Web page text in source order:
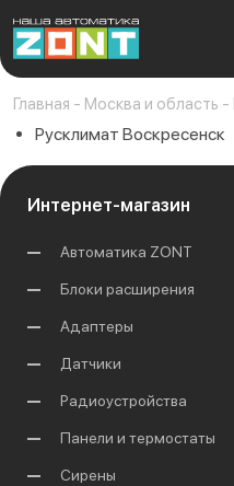
Главная - Москва и область -
Русклимат Воскресенск
Интернет-магазин
Автоматика ZONT
Блоки расширения
Адаптеры
Датчики
Радиоустройства
Панели и термостаты
Сирены